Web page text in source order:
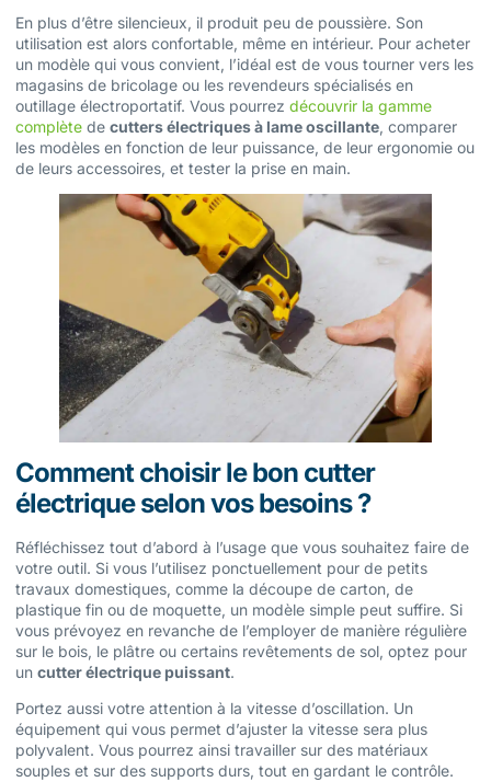
En plus d’être silencieux, il produit peu de poussière. Son
utilisation est alors confortable, même en intérieur. Pour acheter
un modèle qui vous convient, l’idéal est de vous tourner vers les
magasins de bricolage ou les revendeurs spécialisés en
outillage électroportatif. Vous pourrez découvrir la gamme
complète de cutters électriques à lame oscillante, comparer
les modèles en fonction de leur puissance, de leur ergonomie ou
de leurs accessoires, et tester la prise en main.
Comment choisir le bon cutter
électrique selon vos besoins ?
Réfléchissez tout d’abord à l’usage que vous souhaitez faire de
votre outil. Si vous l’utilisez ponctuellement pour de petits
travaux domestiques, comme la découpe de carton, de
plastique fin ou de moquette, un modèle simple peut suffire. Si
vous prévoyez en revanche de l’employer de manière régulière
sur le bois, le plâtre ou certains revêtements de sol, optez pour
un cutter électrique puissant.
Portez aussi votre attention à la vitesse d’oscillation. Un
équipement qui vous permet d’ajuster la vitesse sera plus
polyvalent. Vous pourrez ainsi travailler sur des matériaux
souples et sur des supports durs, tout en gardant le contrôle.